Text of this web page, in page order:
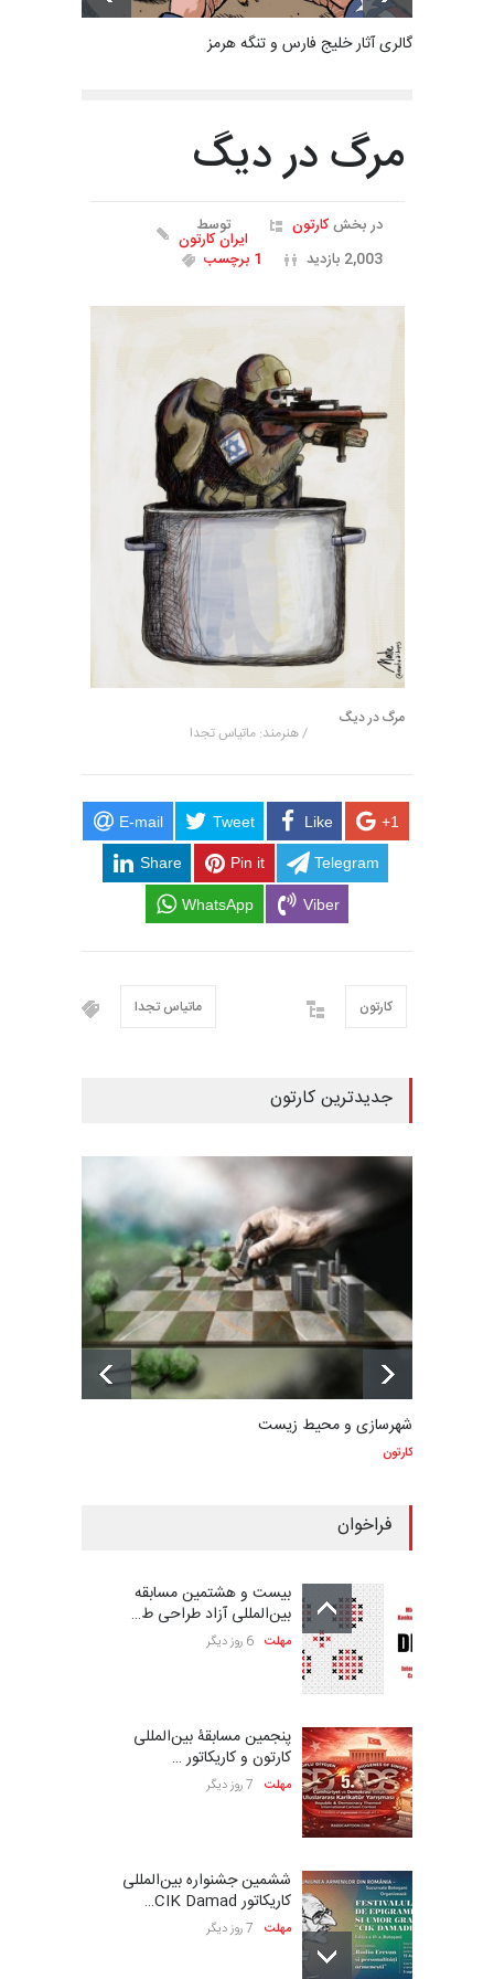
گالری آثار خلیج فارس و تنگه هرمز
مرگ در دیگ
در بخشکارتون توسط
ایران کارتون
2,003 بازدید
1 برچسب
مرگ در دیگ
/ هنرمند: ماتیاس تجدا
E-mail Tweet Like +1
Share Pin it Telegram
WhatsApp Viber
ماتیاس تجدا کارتون
جدیدترین کارتون
شهرسازی و محیط زیست
کارتون
فراخوان
بیست و هشتمین مسابقه
بین‌المللی آزاد طراحی ط…
مهلت 6 روز دیگر
پنجمین مسابقۀ بین‌المللی
کارتون و کاریکاتور …
مهلت 7 روز دیگر
ششمین جشنواره بین‌المللی
کاریکاتور CIK Damad…
مهلت 7 روز دیگر